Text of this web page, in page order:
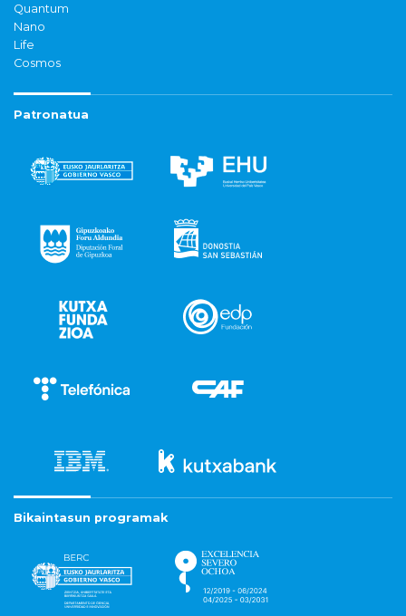
Quantum
Nano
Life
Cosmos
Patronatua
Bikaintasun programak